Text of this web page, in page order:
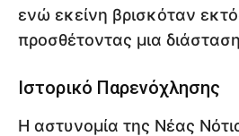
ενώ εκείνη βρισκόταν
προσθέτοντας μια
Ιστορικό Παρενόχλησης
Η αστυνομία της Νέας